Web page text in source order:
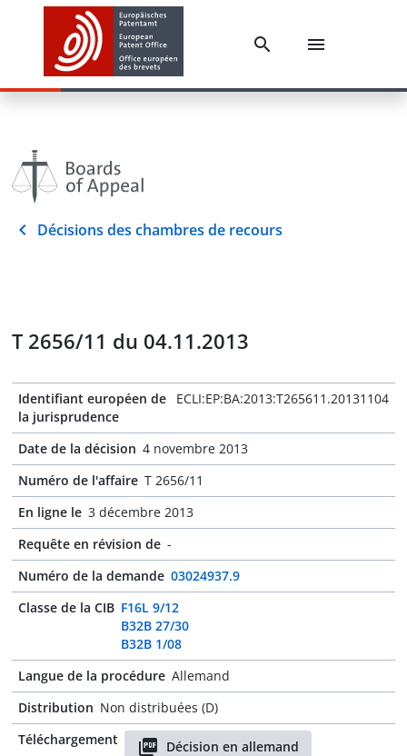
Décisions des chambres de recours
T 2656/11 du 04.11.2013
Identifiant européen de
la jurisprudence
ECLI:EP:BA:2013:T265611.20131104
Date de la décision 4 novembre 2013
Numéro de l'affaire T 2656/11
En ligne le 3 décembre 2013
Requête en révision de -
Numéro de la demande 03024937.9
Classe de la CIB F16L 9/12
B32B 27/30
B32B 1/08
Langue de la procédure Allemand
Distribution Non distribuées (D)
Téléchargement
Décision en allemand